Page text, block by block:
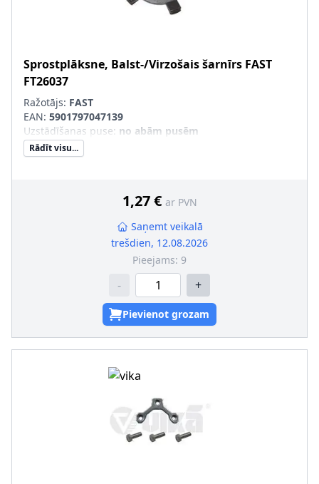
Sprostplāksne, Balst-/Virzošais šarnīrs FAST
FT26037
Ražotājs: FAST
EAN: 5901797047139
Uzstādīšanas puse: no abām pusēm
Rādīt visu...
1,27 € ar PVN
Saņemt veikalā
trešdien, 12.08.2026
Pieejams: 9
- +
Pievienot grozam